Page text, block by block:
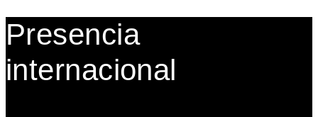
Presencia
internacional